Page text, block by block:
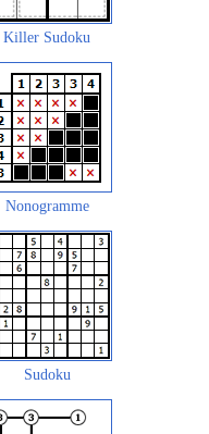
Killer Sudoku
Nonogramme
Sudoku